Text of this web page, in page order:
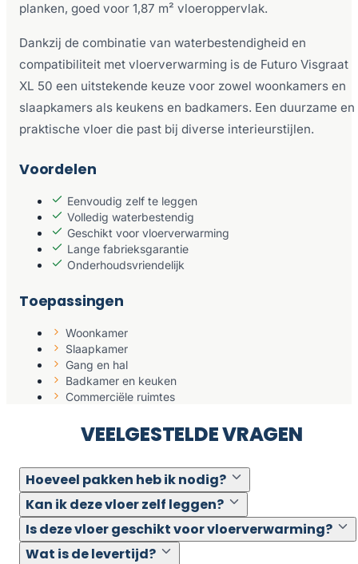
planken, goed voor 1,87 m² vloeroppervlak.
Dankzij de combinatie van waterbestendigheid en
compatibiliteit met vloerverwarming is de Futuro Visgraat
XL 50 een uitstekende keuze voor zowel woonkamers en
slaapkamers als keukens en badkamers. Een duurzame en
praktische vloer die past bij diverse interieurstijlen.
Voordelen
Eenvoudig zelf te leggen
Volledig waterbestendig
Geschikt voor vloerverwarming
Lange fabrieksgarantie
Onderhoudsvriendelijk
Toepassingen
Woonkamer
Slaapkamer
Gang en hal
Badkamer en keuken
Commerciële ruimtes
VEELGESTELDE VRAGEN
Hoeveel pakken heb ik nodig?
Kan ik deze vloer zelf leggen?
Is deze vloer geschikt voor vloerverwarming?
Wat is de levertijd?